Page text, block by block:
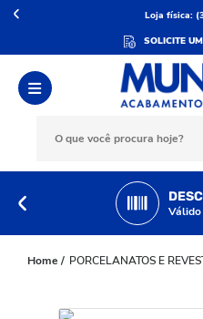
Loja física:
SOLICITE
PORCELANATOS E